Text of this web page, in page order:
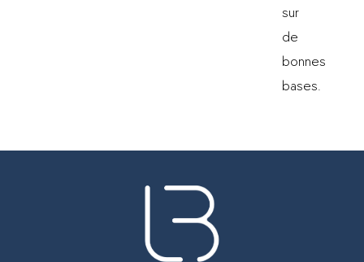
sur
de
bonnes
bases.